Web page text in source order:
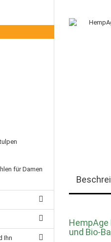
HempAge
und Bio-
für Damen
Ihn